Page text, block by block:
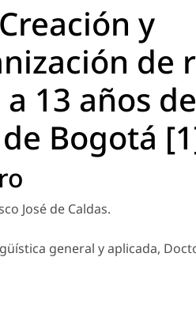
y
de
13 años
Bogotá
José de Caldas.
general y aplicada,